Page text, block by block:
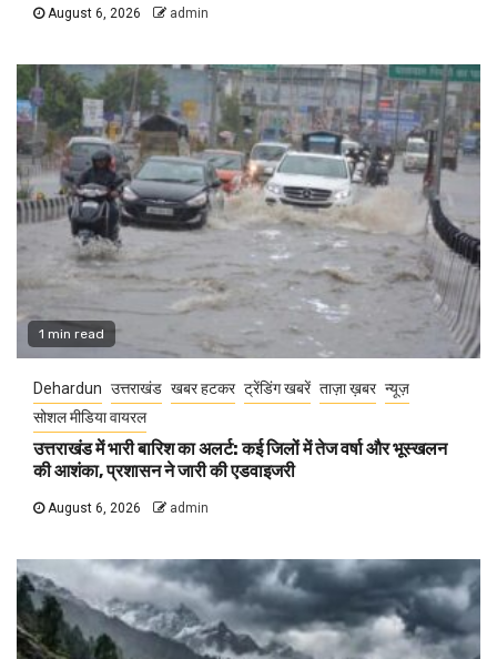
August 6, 2026 admin
1 min read
Dehardun उत्तराखंड खबर हटकर ट्रेंडिंग खबरें ताज़ा ख़बर न्यूज़
सोशल मीडिया वायरल
उत्तराखंड में भारी बारिश का अलर्ट: कई जिलों में तेज वर्षा और भूस्खलन
की आशंका, प्रशासन ने जारी की एडवाइजरी
August 6, 2026 admin